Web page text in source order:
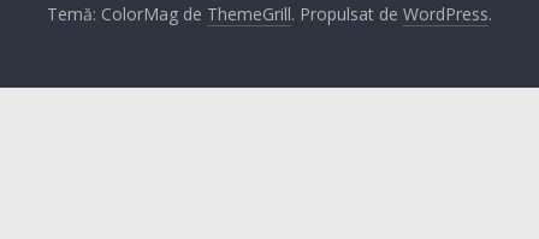
Temă: ColorMag de ThemeGrill. Propulsat de WordPress.